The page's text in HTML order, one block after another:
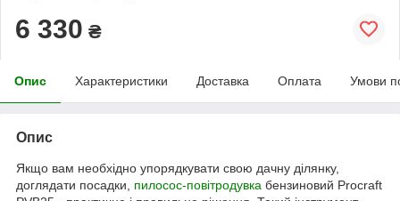
6 330 ₴
Опис Характеристики Доставка Оплата Умови
Опис
Якщо вам необхідно упорядкувати свою дачну ділянку,
доглядати посадки, пилосос-повітродувка бензиновий Procraft